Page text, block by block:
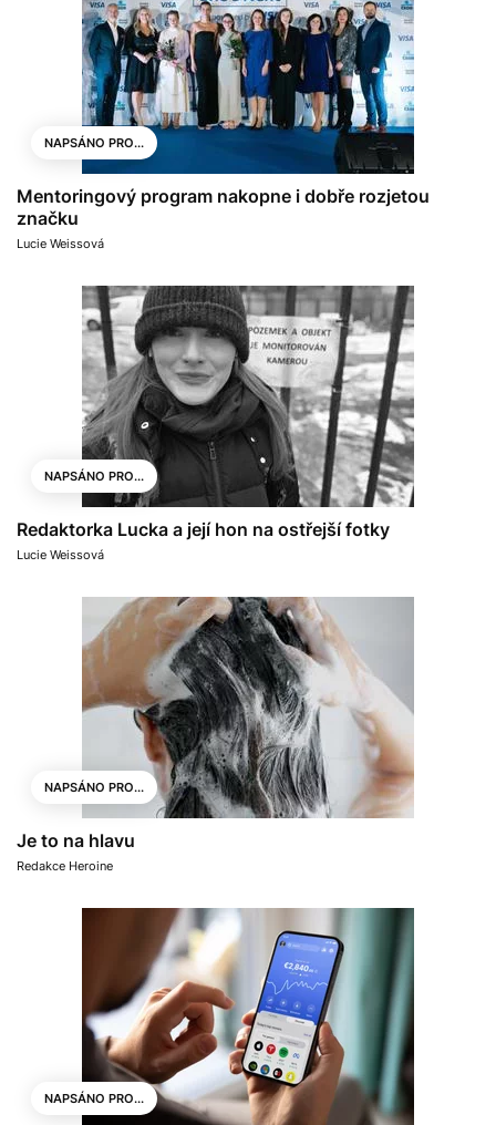
NAPSÁNO PRO...
Mentoringový program nakopne i dobře rozjetou
značku
Lucie Weissová
NAPSÁNO PRO...
Redaktorka Lucka a její hon na ostřejší fotky
Lucie Weissová
NAPSÁNO PRO...
Je to na hlavu
Redakce Heroine
NAPSÁNO PRO...